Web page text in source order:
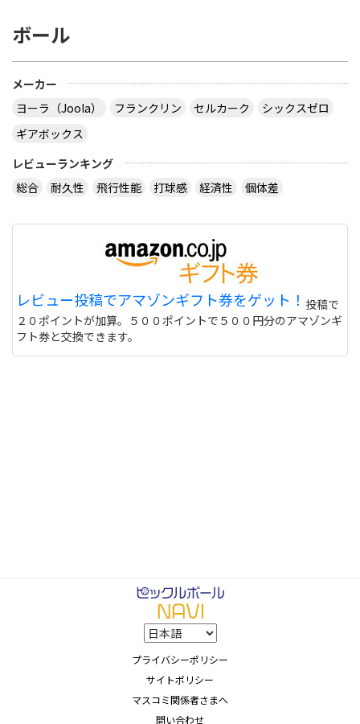
ボール
メーカー
ヨーラ（Joola）
フランクリン セルカーク
シックスゼロ
ギアボックス
レビューランキング
総合
耐久性 飛行性能 打球感 経済性 個体差
レビュー投稿でアマゾンギフト券をゲット！ 投稿で
２０ポイントが加算。５００ポイントで５００円分のアマゾンギ
フト券と交換できます。
プライバシーポリシー
サイトポリシー
マスコミ関係者さまへ
問い合わせ